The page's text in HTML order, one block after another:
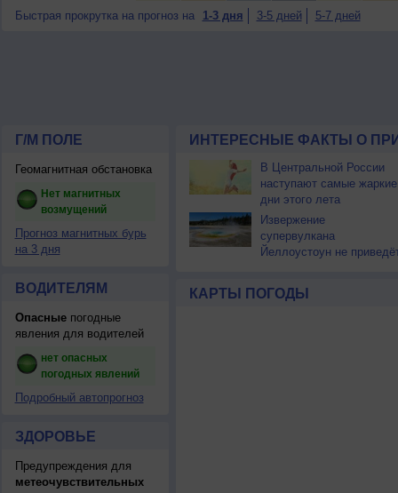
Быстрая прокрутка на прогноз на 1-3 дня 3-5 дней 5-7 дней
Г/М ПОЛЕ
Геомагнитная обстановка
Нет магнитных
возмущений
Прогноз магнитных бурь
на 3 дня
ВОДИТЕЛЯМ
Опасныепогодные
явления для водителей
нет опасных
погодных явлений
Подробный автопрогноз
ЗДОРОВЬЕ
Предупреждения для
метеочувствительных
ИНТЕРЕСНЫЕ ФАКТЫ О
В Центральной России
наступают самые жаркие
дни этого лета
Извержение
супервулкана
Йеллоустоун не
КАРТЫ ПОГОДЫ